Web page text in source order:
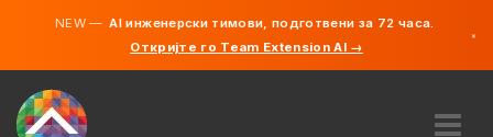
NEW —AI инженерски тимови, подготвени за 72 часа.
Откријте го Team Extension AI →
×